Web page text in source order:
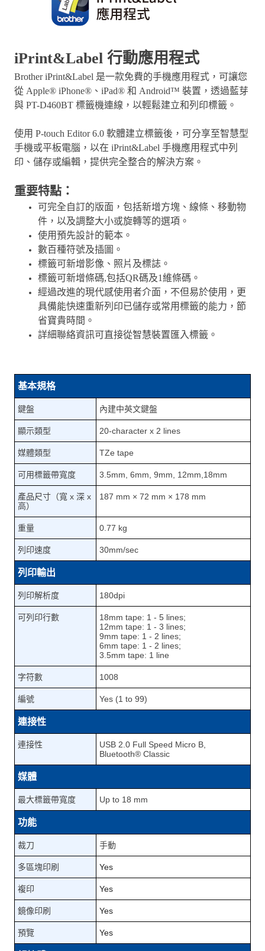
iPrint&Label 行動應用程式
Brother iPrint&Label 是一款免費的手機應用程式，可讓您
從 Apple® iPhone®、iPad® 和 Android™ 裝置，透過藍芽
與 PT-D460BT 標籤機連線，以輕鬆建立和列印標籤。
使用 P-touch Editor 6.0 軟體建立標籤後，可分享至智慧型
手機或平板電腦，以在 iPrint&Label 手機應用程式中列
印、儲存或編輯，提供完全整合的解決方案。
重要特點：
可完全自訂的版面，包括新增方塊、線條、移動物
件，以及調整大小或旋轉等的選項。
使用預先設計的範本。
數百種符號及插圖。
標籤可新增影像、照片及標誌。
標籤可新增條碼,包括QR碼及1維條碼。
經過改進的現代感使用者介面，不但易於使用，更
具備能快速重新列印已儲存或常用標籤的能力，節
省寶貴時間。
詳細聯絡資訊可直接從智慧裝置匯入標籤。
基本規格
鍵盤 內建中英文鍵盤
顯示類型 20-character x 2 lines
媒體類型 TZe tape
可用標籤帶寬度 3.5mm, 6mm, 9mm, 12mm,18mm
產品尺寸（寬 x 深 x
高）
187 mm × 72 mm × 178 mm
重量 0.77 kg
列印速度 30mm/sec
列印輸出
列印解析度 180dpi
可列印行數
18mm tape: 1 - 5 lines;
12mm tape: 1 - 3 lines;
9mm tape: 1 - 2 lines;
6mm tape: 1 - 2 lines;
3.5mm tape: 1 line
字符數 1008
編號 Yes (1 to 99)
連接性
連接性
USB 2.0 Full Speed Micro B,
Bluetooth® Classic
媒體
最大標籤帶寬度 Up to 18 mm
功能
裁刀 手動
多區塊印刷 Yes
複印 Yes
鏡像印刷 Yes
預覽 Yes